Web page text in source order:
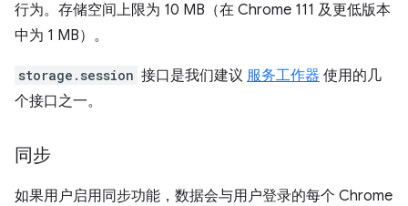
行为。存储空间上限为 10 MB（在 Chrome 111 及更低版本
中为 1 MB）。
storage.session 接口是我们建议 服务工作器 使用的几
个接口之一。
同步
如果用户启用同步功能，数据会与用户登录的每个 Chrome